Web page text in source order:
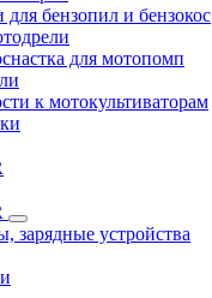
для бензопил и бензокос
для мотопомп
к мотокультиваторам
зарядные устройства